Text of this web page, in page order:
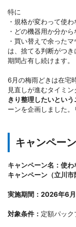
特に
・規格が変わって使
・どの機器用か分か
・買い替えで余った
は、捨てる判断がつ
期間占有し続けます。
6月の梅雨どきは在宅
見直しが進むタイミン
きり整理したいとい
ーンを企画しました。
キャンペー
キャンペーン名：使
キャンペーン（立川市
実施期間：2026年6
対象条件： 定額パッ